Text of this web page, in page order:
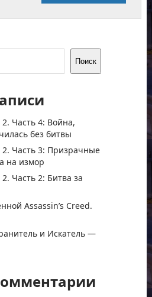
Поиск
Часть 4: Война,
без битвы
2. Часть 3: Призрачные
на измор
Часть 2: Битва за
Assassin’s Creed.
и Искатель —